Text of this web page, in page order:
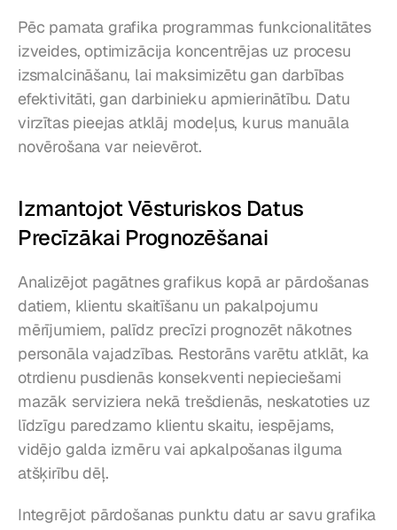
Pēc pamata grafika programmas funkcionalitātes
izveides, optimizācija koncentrējas uz procesu
izsmalcināšanu, lai maksimizētu gan darbības
efektivitāti, gan darbinieku apmierinātību. Datu
virzītas pieejas atklāj modeļus, kurus manuāla
novērošana var neievērot.
Izmantojot Vēsturiskos Datus
Precīzākai Prognozēšanai
Analizējot pagātnes grafikus kopā ar pārdošanas
datiem, klientu skaitīšanu un pakalpojumu
mērījumiem, palīdz precīzi prognozēt nākotnes
personāla vajadzības. Restorāns varētu atklāt, ka
otrdienu pusdienās konsekventi nepieciešami
mazāk serviziera nekā trešdienās, neskatoties uz
līdzīgu paredzamo klientu skaitu, iespējams,
vidējo galda izmēru vai apkalpošanas ilguma
atšķirību dēļ.
Integrējot pārdošanas punktu datu ar savu grafika